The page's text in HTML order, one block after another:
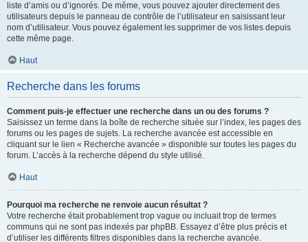
liste d’amis ou d’ignorés. De même, vous pouvez ajouter directement des
utilisateurs depuis le panneau de contrôle de l’utilisateur en saisissant leur
nom d’utilisateur. Vous pouvez également les supprimer de vos listes depuis
cette même page.
Haut
Recherche dans les forums
Comment puis-je effectuer une recherche dans un ou des forums ?
Saisissez un terme dans la boîte de recherche située sur l’index, les pages des
forums ou les pages de sujets. La recherche avancée est accessible en
cliquant sur le lien « Recherche avancée » disponible sur toutes les pages du
forum. L’accès à la recherche dépend du style utilisé.
Haut
Pourquoi ma recherche ne renvoie aucun résultat ?
Votre recherche était probablement trop vague ou incluait trop de termes
communs qui ne sont pas indexés par phpBB. Essayez d’être plus précis et
d’utiliser les différents filtres disponibles dans la recherche avancée.